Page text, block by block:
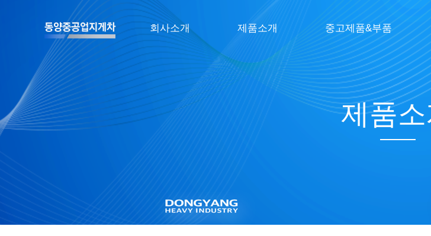
회사소개 제품소개
니찌유
중고제품&부품
중고제품
순정부품
중고부품
제품소